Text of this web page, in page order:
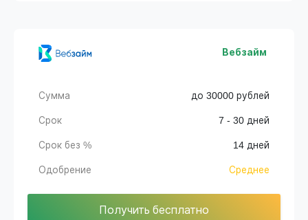
Вебзайм
Сумма до 30000 рублей
Срок 7 - 30 дней
Срок без % 14 дней
Одобрение Среднее
Получить бесплатно